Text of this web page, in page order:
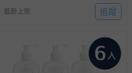
最新上架 追蹤